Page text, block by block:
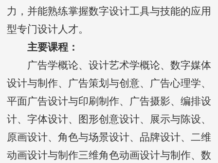
力，并能熟练掌握数字设计工具与技能的应用
型专门设计人才。
主要课程：
广告学概论、设计艺术学概论、数字媒体
设计与制作、广告策划与创意、广告心理学、
平面广告设计与印刷制作、广告摄影、编排设
计、字体设计、图形创意设计、展示与陈设、
原画设计、角色与场景设计、品牌设计、二维
动画设计与制作三维角色动画设计与制作、数